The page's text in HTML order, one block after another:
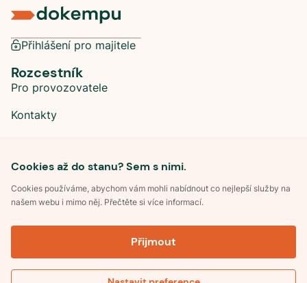
Cookies až do stanu? Sem s nimi.
Cookies používáme, abychom vám mohli nabídnout co nejlepší služby na
našem webu i mimo něj. Přečtěte si více informací.
Přijmout
Přihlášení pro majitele
Rozcestník
Pro provozovatele
Kontakty
Pravidla soutěže Kemp roku